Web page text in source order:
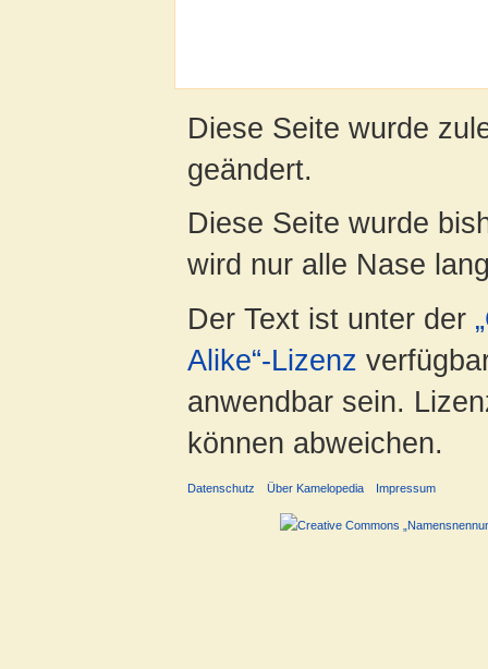
Diese Seite wurde
geändert.
Diese Seite wurde
wird nur alle Nase
Der Text ist unter der
Alike“-Lizenz
anwendbar sein.
können abweichen.
Datenschutz Über Kamelopedia Impressum